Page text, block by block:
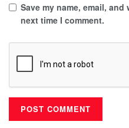
Save my name, email,
next time I comment.